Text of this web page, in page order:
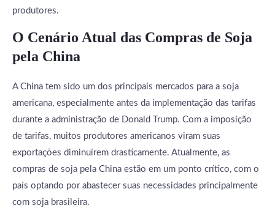
produtores.
O Cenário Atual das Compras de Soja
pela China
A China tem sido um dos principais mercados para a soja
americana, especialmente antes da implementação das tarifas
durante a administração de Donald Trump. Com a imposição
de tarifas, muitos produtores americanos viram suas
exportações diminuírem drasticamente. Atualmente, as
compras de soja pela China estão em um ponto crítico, com o
país optando por abastecer suas necessidades principalmente
com soja brasileira.